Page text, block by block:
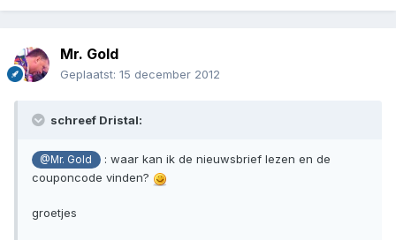
Mr. Gold
Geplaatst: 15 december 2012
schreef Dristal:
@Mr. Gold
: waar kan ik de nieuwsbrief lezen en de
couponcode vinden?
groetjes